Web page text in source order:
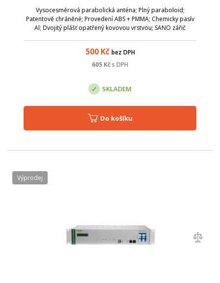
Vysocesměrová parabolická anténa; Plný paraboloid;
Patentově chráněné; Provedení ABS + PMMA; Chemicky pasív
Al; Dvojitý plášť opatřený kovovou vrstvou; SANO zářič
500Kč bez DPH
605 Kčs DPH
SKLADEM
Do košíku
Výprodej